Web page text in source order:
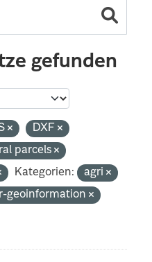
gefunden
DXF
parcels
Kategorien:
agri
geoinformation